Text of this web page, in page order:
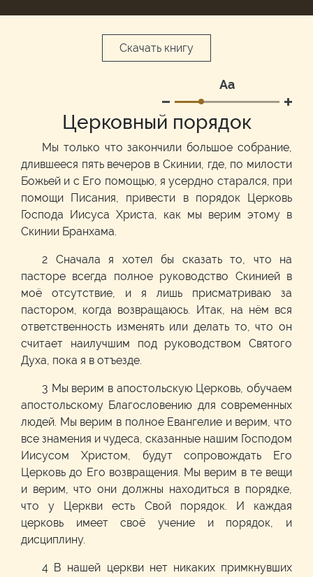
Скачать книгу
Аа
Церковный порядок
Мы только что закончили большое собрание,
длившееся пять вечеров в Скинии, где, по милости
Божьей и с Его помощью, я усердно старался, при
помощи Писания, привести в порядок Церковь
Господа Иисуса Христа, как мы верим этому в
Скинии Бранхама.
2 Сначала я хотел бы сказать то, что на
пасторе всегда полное руководство Скинией в
моё отсутствие, и я лишь присматриваю за
пастором, когда возвращаюсь. Итак, на нём вся
ответственность изменять или делать то, что он
считает наилучшим под руководством Святого
Духа, пока я в отъезде.
3 Мы верим в апостольскую Церковь, обучаем
апостольскому Благословению для современных
людей. Мы верим в полное Евангелие и верим, что
все знамения и чудеса, сказанные нашим Господом
Иисусом Христом, будут сопровождать Его
Церковь до Его возвращения. Мы верим в те вещи
и верим, что они должны находиться в порядке,
что у Церкви есть Свой порядок. И каждая
церковь имеет своё учение и порядок, и
дисциплину.
4 В нашей церкви нет никаких примкнувших